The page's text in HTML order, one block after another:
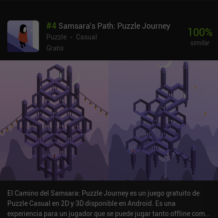
doméstica que se va desarrollando poco a poco a medida que
avanzamos. Aunque los rompecabezas se vuelven cada vez más
complejos, el juego mantiene un ritmo tranquilo y accesible; rara
puede resultar repetitiva con el tiempo. Tanto es así que acabo de
desactivarla. «Possessions» se puede probar gratis, y con una
única compra dentro de la aplicación de 1,99 $ se desbloquea el
juego completo. Es una opción estupenda si buscas una
experiencia de puzles meditativa y sin estrés.
#4 Samsara’s Path: Puzzle Journey
Puzzle
Casual
Gratis
100%
similar
El Camino del Samsara: Puzzle Journey es un juego gratuito de
Puzzle Casual en 2D y 3D disponible en Android. Es una
experiencia para un jugador que se puede jugar tanto offline como